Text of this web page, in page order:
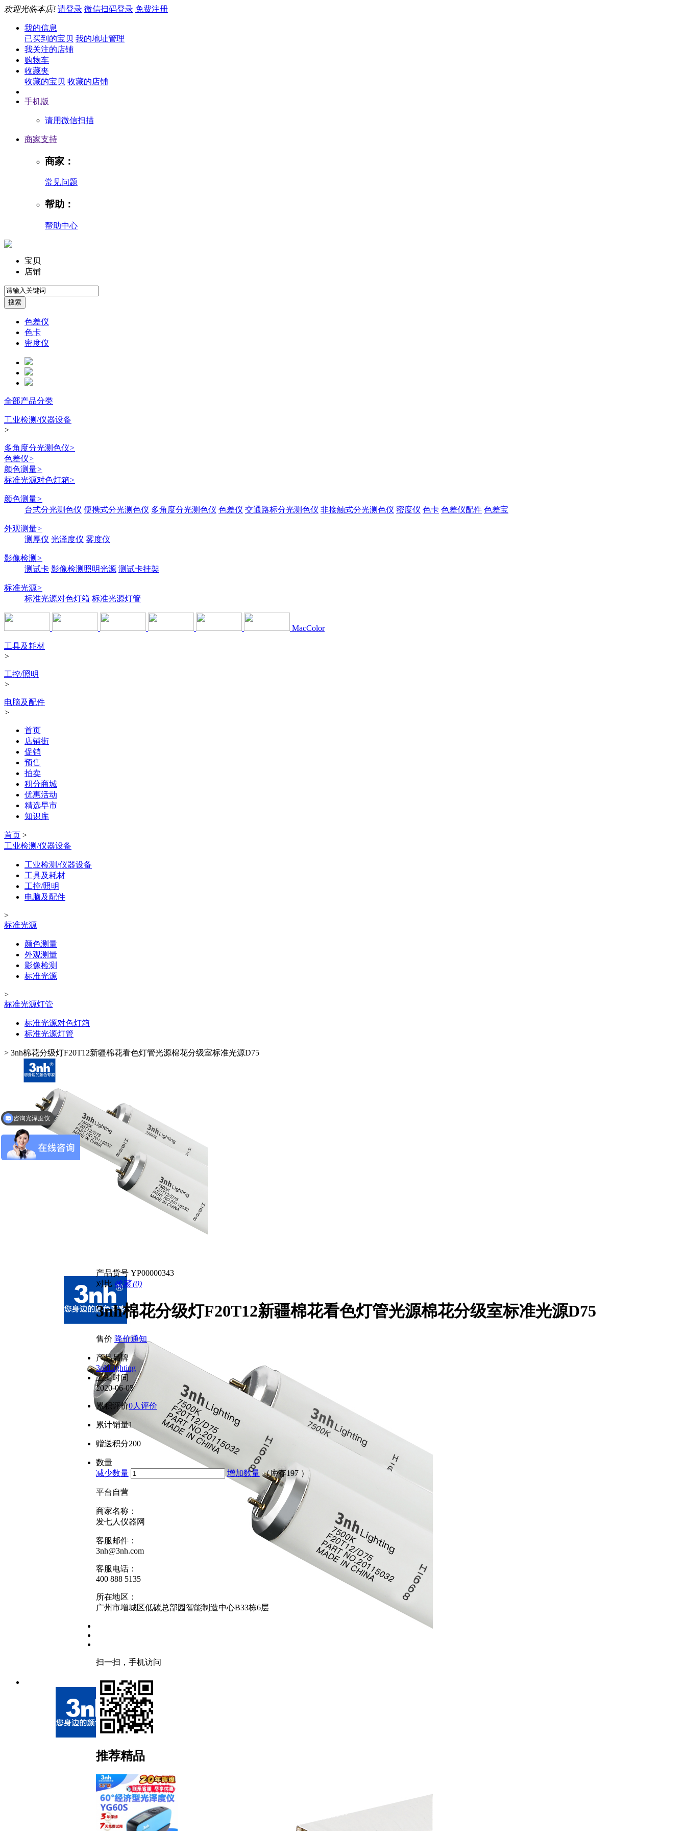
欢迎光临本店! 请登录 微信扫码登录 免费注册
我的信息
已买到的宝贝 我的地址管理
我关注的店铺
购物车
收藏夹
收藏的宝贝 收藏的店铺
手机版
请用微信扫描
商家支持
商家：
常见问题
帮助：
帮助中心
宝贝
店铺
色差仪
色卡
密度仪
全部产品分类
工业检测/仪器设备
>
多角度分光测色仪>
色差仪>
颜色测量>
标准光源对色灯箱>
颜色测量>
台式分光测色仪 便携式分光测色仪 多角度分光测色仪 色差仪 交通路标分光测色仪 非接触式分光测色仪 密度仪 色卡 色差仪配件 色差宝
外观测量>
测厚仪 光泽度仪 雾度仪
影像检测 >
测试卡 影像检测照明光源 测试卡挂架
标准光源>
标准光源对色灯箱 标准光源灯管
MacColor
工具及耗材
>
工控/照明
>
电脑及配件
>
首页
店铺街
促销
预售
拍卖
积分商城
优惠活动
精选早市
知识库
首页 >
工业检测/仪器设备
工业检测/仪器设备
工具及耗材
工控/照明
电脑及配件
>
标准光源
颜色测量
外观测量
影像检测
标准光源
>
标准光源灯管
标准光源对色灯箱
标准光源灯管
> 3nh棉花分级灯F20T12新疆棉花看色灯管光源棉花分级室标准光源D75
产品货号 YP00000343
对比 收藏 (0)
3nh棉花分级灯F20T12新疆棉花看色灯管光源棉花分级室标准光源D75
售价 降价通知
产品品牌
3nhLighting
上架时间
2020-06-05
累积评价0人评价
累计销量1
赠送积分200
数量
减少数量
增加数量 （库存197 ）
平台自营
商家名称：
发七人仪器网
客服邮件：
3nh@3nh.com
客服电话：
400 888 5135
所在地区：
广州市增城区低碳总部园智能制造中心B33栋6层
扫一扫，手机访问
推荐精品
咨询光泽度仪
咨询透光率雾度测试仪